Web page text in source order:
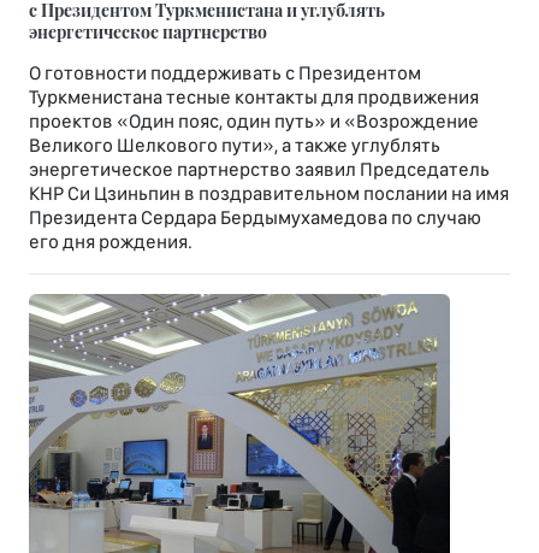
с Президентом Туркменистана и углублять
энергетическое партнерство
О готовности поддерживать с Президентом
Туркменистана тесные контакты для продвижения
проектов «Один пояс, один путь» и «Возрождение
Великого Шелкового пути», а также углублять
энергетическое партнерство заявил Председатель
КНР Си Цзиньпин в поздравительном послании на имя
Президента Сердара Бердымухамедова по случаю
его дня рождения.